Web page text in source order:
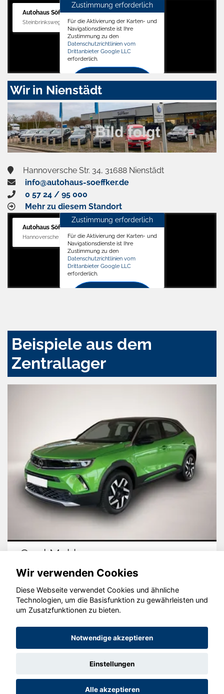
Autohaus Söffker GmbH
Steinbrinksweg 12, 31840 Hessisch Oldendorf
Zustimmung erforderlich
Für die Aktivierung der Karten- und
Navigationsdienste ist Ihre
Zustimmung zu den
Datenschutzrichtlinien vom
Drittanbieter Google LLC
erforderlich.
Zustimmen
aktivieren
Wir in Nienstädt
Hannoversche Str. 34, 31688 Nienstädt
info@autohaus-soeffker.de
0 57 24 / 95 000
Mehr zu diesem Standort
Autohaus Söffker GmbH
Hannoversche Str. 34, 31688 Nienstädt
Zustimmung erforderlich
Für die Aktivierung der Karten- und
Navigationsdienste ist Ihre
Zustimmung zu den
Datenschutzrichtlinien vom
Drittanbieter Google LLC
erforderlich.
Beispiele aus dem
Zentrallager
Opel Mokka
© konjunkturmotor.de GmbH 2020 - 2026
Wir verwenden Cookies
Diese Webseite verwendet Cookies und ähnliche
Technologien, um die Basisfunktion zu gewährleisten und
um Zusatzfunktionen zu bieten.
Notwendige akzeptieren
Einstellungen
Alle akzeptieren